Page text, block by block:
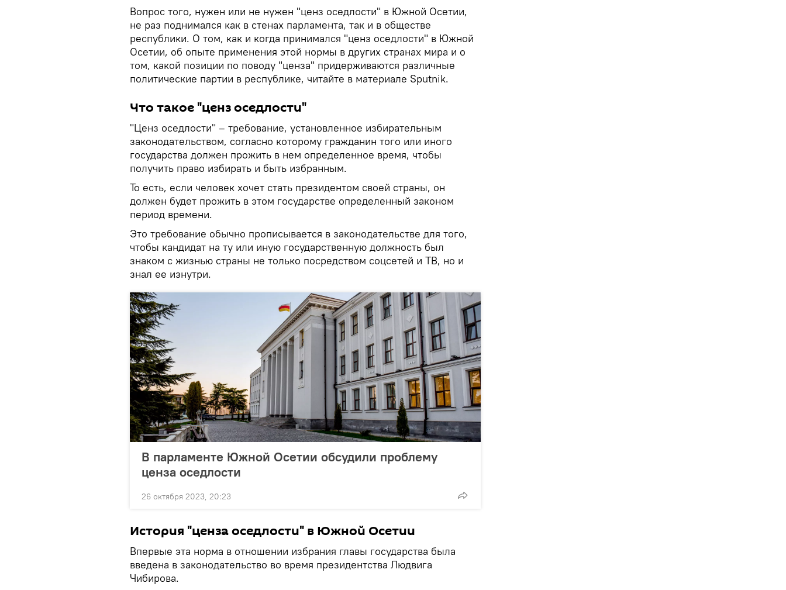
Вопрос того, нужен или не нужен "ценз оседлости" в Южной Осетии,
не раз поднимался как в стенах парламента, так и в обществе
республики. О том, как и когда принимался "ценз оседлости" в Южной
Осетии, об опыте применения этой нормы в других странах мира и о
том, какой позиции по поводу "ценза" придерживаются различные
политические партии в республике, читайте в материале Sputnik.
Что такое "ценз оседлости"
"Ценз оседлости" – требование, установленное избирательным
законодательством, согласно которому гражданин того или иного
государства должен прожить в нем определенное время, чтобы
получить право избирать и быть избранным.
То есть, если человек хочет стать президентом своей страны, он
должен будет прожить в этом государстве определенный законом
период времени.
Это требование обычно прописывается в законодательстве для того,
чтобы кандидат на ту или иную государственную должность был
знаком с жизнью страны не только посредством соцсетей и ТВ, но и
знал ее изнутри.
В парламенте Южной Осетии обсудили проблему
ценза оседлости
26 октября 2023, 20:23
История "ценза оседлости" в Южной Осетии
Впервые эта норма в отношении избрания главы государства была
введена в законодательство во время президентства Людвига
Чибирова.